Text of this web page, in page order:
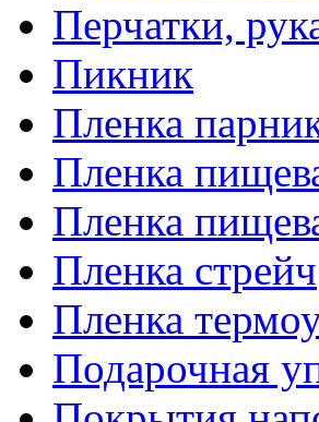
Перчатки,
Пикник
Пленка
Пленка
Пленка
Пленка стрейч
Пленка
Подарочная